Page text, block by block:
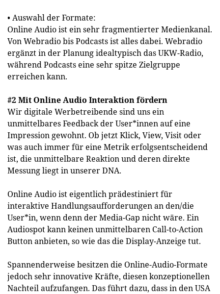
• Auswahl der Formate:
Online Audio ist ein sehr fragmentierter Medienkanal.
Von Webradio bis Podcasts ist alles dabei. Webradio
ergänzt in der Planung idealtypisch das UKW-Radio,
während Podcasts eine sehr spitze Zielgruppe
erreichen kann.
#2 Mit Online Audio Interaktion fördern
Wir digitale Werbetreibende sind uns ein
unmittelbares Feedback der User*innen auf eine
Impression gewohnt. Ob jetzt Klick, View, Visit oder
was auch immer für eine Metrik erfolgsentscheidend
ist, die unmittelbare Reaktion und deren direkte
Messung liegt in unserer DNA.
Online Audio ist eigentlich prädestiniert für
interaktive Handlungsaufforderungen an den/die
User*in, wenn denn der Media-Gap nicht wäre. Ein
Audiospot kann keinen unmittelbaren Call-to-Action
Button anbieten, so wie das die Display-Anzeige tut.
Spannenderweise besitzen die Online-Audio-Formate
jedoch sehr innovative Kräfte, diesen konzeptionellen
Nachteil aufzufangen. Das führt dazu, dass in den USA